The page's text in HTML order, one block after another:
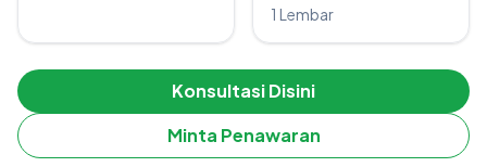
1 Lembar
Konsultasi Disini
Minta Penawaran